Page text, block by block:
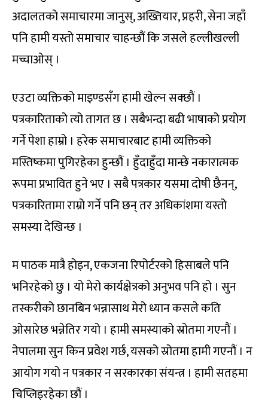
अदालतको समाचारमा जानुस्, अख्तियार, प्रहरी, सेना जहाँ
पनि हामी यस्तो समाचार चाहन्छौं कि जसले हल्लीखल्ली
मच्चाओस् ।
एउटा व्यक्तिको माइण्डसँग हामी खेल्न सक्छौं ।
पत्रकारिताको त्यो तागत छ । सबैभन्दा बढी भाषाको प्रयोग
गर्ने पेशा हाम्रो । हरेक समाचारबाट हामी व्यक्तिको
मस्तिष्कमा पुगिरहेका हुन्छौं । हुँदाहुँदा मान्छे नकारात्मक
रूपमा प्रभावित हुने भए । सबै पत्रकार यसमा दोषी छैनन्,
पत्रकारितामा राम्रो गर्ने पनि छन् तर अधिकांशमा यस्तो
समस्या देखिन्छ ।
म पाठक मात्रै होइन, एकजना रिपोर्टरको हिसाबले पनि
भनिरहेको छु । यो मेरो कार्यक्षेत्रको अनुभव पनि हो । सुन
तस्करीको छानबिन भन्नासाथ मेरो ध्यान कसले कति
ओसारेछ भन्नेतिर गयो । हामी समस्याको स्रोतमा गएनौं ।
नेपालमा सुन किन प्रवेश गर्छ, यसको स्रोतमा हामी गएनौं । न
आयोग गयो न पत्रकार न सरकारका संयन्त्र । हामी सतहमा
चिप्लिइरहेका छौं ।